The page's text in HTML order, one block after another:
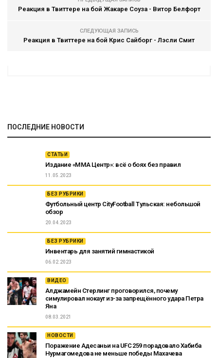
Реакция в Твиттере на бой Жакаре Соуза - Витор Белфорт
СЛЕДУЮЩАЯ ЗАПИСЬ
Реакция в Твиттере на бой Крис Сайборг - Лэсли Смит
ПОСЛЕДНИЕ НОВОСТИ
СТАТЬИ
Издание «ММА Центр»: всё о боях без правил
11.05.2023
БЕЗ РУБРИКИ
Футбольный центр CityFootball Тульская: небольшой
обзор
20.04.2023
БЕЗ РУБРИКИ
Инвентарь для занятий гимнастикой
06.02.2023
ВИДЕО
Алджамейн Стерлинг проговорился, почему
симулировал нокаут из-за запрещённого удара Петра
Яна
08.03.2021
НОВОСТИ
Поражение Адесаньи на UFC 259 порадовало Хабиба
Нурмагомедова не меньше победы Махачева